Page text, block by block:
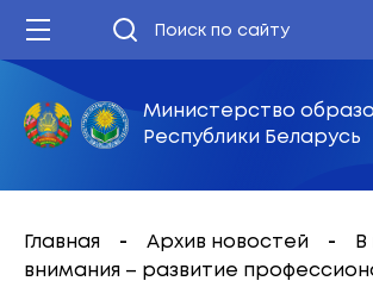
Министерство
Республики Беларусь
Главная Архив новостей
внимания – развитие